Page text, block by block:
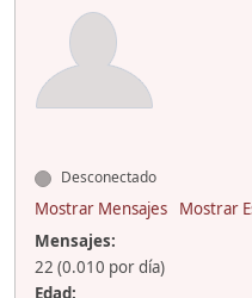
Desconectado
Mostrar Mensajes
Mostrar
Mensajes:
22 (0.010 por día)
Edad: